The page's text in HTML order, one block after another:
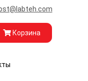
Корзина